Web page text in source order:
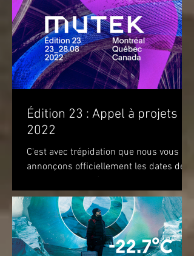
Édition 23 : Appel à projets
2022
C'est avec trépidation que nous vous
annonçons officiellement les dates de
attendons du 22 au 28 août...